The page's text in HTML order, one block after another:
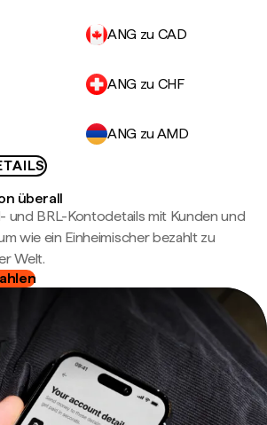
ANG zu CAD
ANG zu CHF
ANG zu AMD
überall
und BRL-Kontodetails mit Kunden und
wie ein Einheimischer bezahlt zu
Welt.